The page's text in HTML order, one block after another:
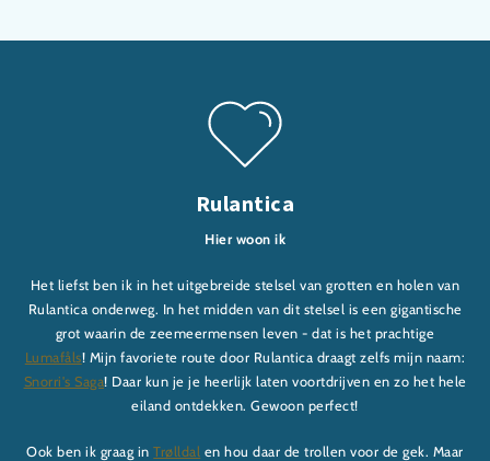
Rulantica
Hier woon ik
Het liefst ben ik in het uitgebreide stelsel van grotten en holen van
Rulantica onderweg. In het midden van dit stelsel is een gigantische
grot waarin de zeemeermensen leven - dat is het prachtige
Lumafåls! Mijn favoriete route door Rulantica draagt zelfs mijn naam:
Snorri's Saga! Daar kun je je heerlijk laten voortdrijven en zo het hele
eiland ontdekken. Gewoon perfect!
Ook ben ik graag inTrølldal en hou daar de trollen voor de gek. Maar